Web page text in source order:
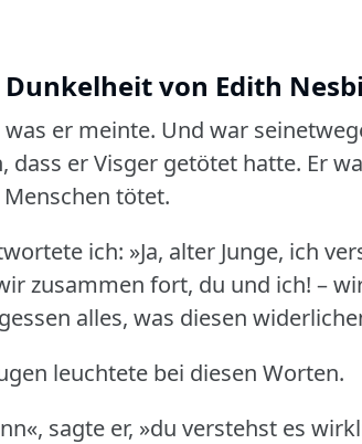
von Edith
er meinte. Und war
dass er Visger getötet hatte. Er
tötet.
ich: »Ja, alter Junge, ich
zusammen fort, du und ich! –
alles, was diesen
leuchtete bei diesen Worten.
sagte er, »du verstehst es